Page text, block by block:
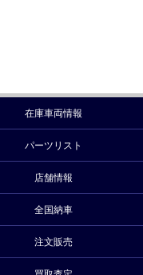
在庫車両情報
パーツリスト
店舗情報
全国納車
注文販売